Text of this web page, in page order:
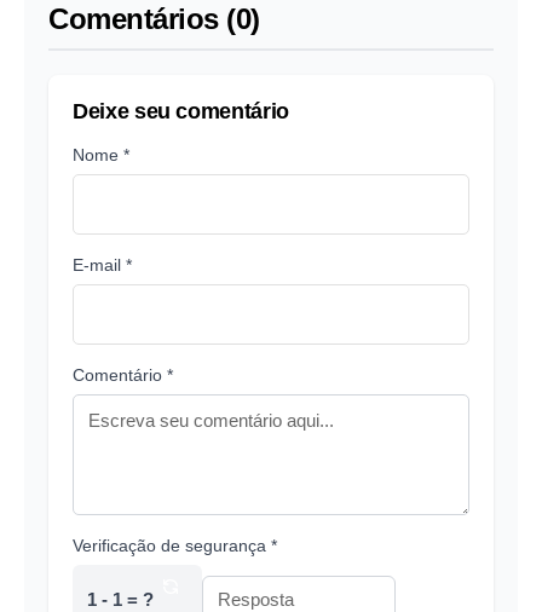
Comentários (0)
Deixe seu comentário
Nome *
E-mail *
Comentário *
Verificação de segurança *
1 - 1 = ?